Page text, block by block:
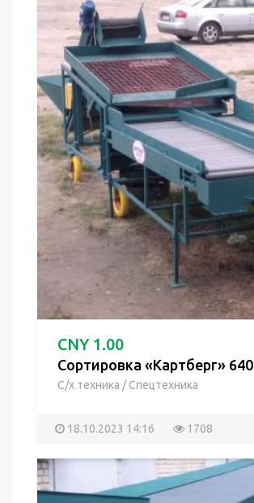
CNY 1.00
Сортировка «Картберг» 640
С/х техника /Спецтехника
18.10.2023 14:16 1708